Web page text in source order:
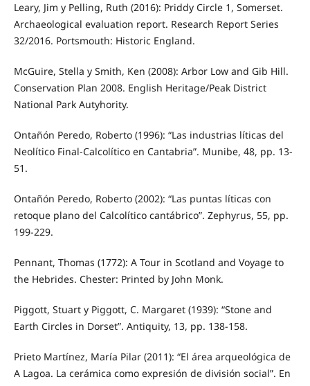
Leary, Jim y Pelling, Ruth (2016): Priddy Circle 1, Somerset.
Archaeological evaluation report. Research Report Series
32/2016. Portsmouth: Historic England.
McGuire, Stella y Smith, Ken (2008): Arbor Low and Gib Hill.
Conservation Plan 2008. English Heritage/Peak District
National Park Autyhority.
Ontañón Peredo, Roberto (1996): “Las industrias líticas del
Neolítico Final-Calcolítico en Cantabria”. Munibe, 48, pp. 13-
51.
Ontañón Peredo, Roberto (2002): “Las puntas líticas con
retoque plano del Calcolítico cantábrico”. Zephyrus, 55, pp.
199-229.
Pennant, Thomas (1772): A Tour in Scotland and Voyage to
the Hebrides. Chester: Printed by John Monk.
Piggott, Stuart y Piggott, C. Margaret (1939): “Stone and
Earth Circles in Dorset”. Antiquity, 13, pp. 138-158.
Prieto Martínez, María Pilar (2011): “El área arqueológica de
A Lagoa. La cerámica como expresión de división social”. En